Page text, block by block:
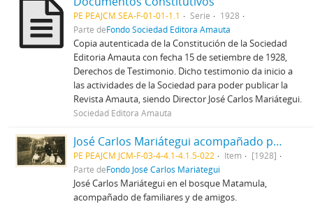
PE PEAJCM SEA-F-01-01-1.1 Serie
1928
Parte deFondo Sociedad Editora Amauta
Copia autenticada de la Constitución de la Sociedad
Editoria Amauta con fecha 15 de setiembre de 1928,
Derechos de Testimonio. Dicho testimonio da inicio a
las actividades de la Sociedad para poder publicar la
Revista Amauta, siendo Director José Carlos Mariátegui.
Sociedad Editora Amauta
José Carlos Mariátegui acompañado por familiares y amigos
PE PEAJCM JCM-F-03-4-4.1-4.1.5-022 Item
[1928]
Parte deFondo José Carlos Mariátegui
José Carlos Mariátegui en el bosque Matamula,
acompañado de familiares y de amigos.